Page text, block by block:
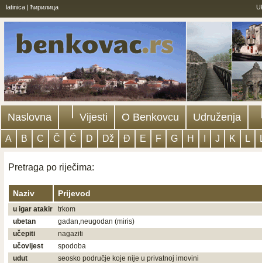
latinica | ћирилица
Naslovna Vijesti O Benkovcu Udruženja
A B C Č Ć D Dž Đ E F G H J K L
Pretraga po riječima:
Naziv Prijevod
u igar atakir
trkom
ubetan
gadan,neugodan (miris)
učepiti
nagaziti
učovijest
spodoba
udut
seosko područje koje nije u privatnoj imovini